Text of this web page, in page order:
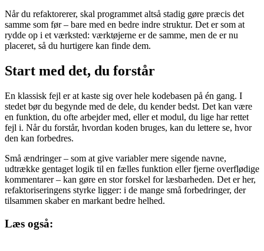
Når du refaktorerer, skal programmet altså stadig gøre præcis det
samme som før – bare med en bedre indre struktur. Det er som at
rydde op i et værksted: værktøjerne er de samme, men de er nu
placeret, så du hurtigere kan finde dem.
Start med det, du forstår
En klassisk fejl er at kaste sig over hele kodebasen på én gang. I
stedet bør du begynde med de dele, du kender bedst. Det kan være
en funktion, du ofte arbejder med, eller et modul, du lige har rettet
fejl i. Når du forstår, hvordan koden bruges, kan du lettere se, hvor
den kan forbedres.
Små ændringer – som at give variabler mere sigende navne,
udtrække gentaget logik til en fælles funktion eller fjerne overflødige
kommentarer – kan gøre en stor forskel for læsbarheden. Det er her,
refaktoriseringens styrke ligger: i de mange små forbedringer, der
tilsammen skaber en markant bedre helhed.
Læs også: